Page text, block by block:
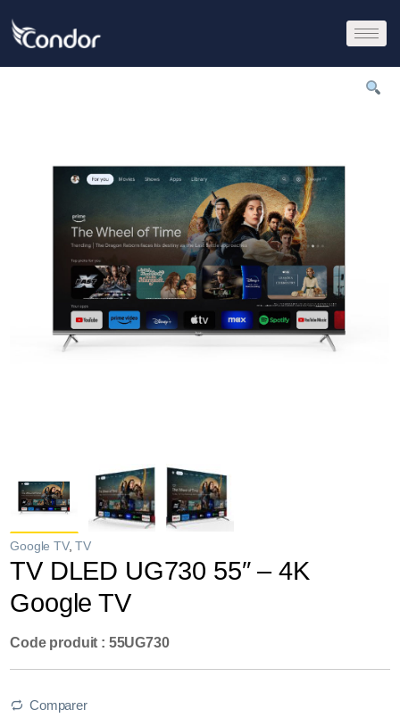
Google TV,TV
TV DLED UG730 55″ – 4K
Google TV
Code produit : 55UG730
Comparer